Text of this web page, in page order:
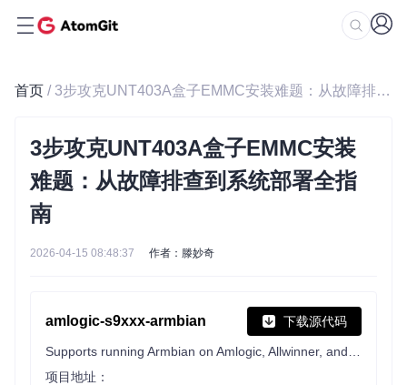
首页 / 3步攻克UNT403A盒子EMMC安装难题：从故障排查到系统部署全指南
3步攻克UNT403A盒子EMMC安装
难题：从故障排查到系统部署全指
南
2026-04-15 08:48:37 作者：滕妙奇
amlogic-s9xxx-armbian 下载源代码
项目地址：